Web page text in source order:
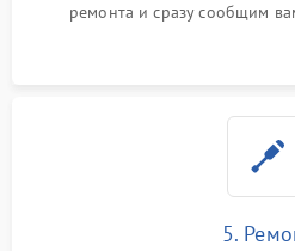
ремонта и сразу сообщим
5.